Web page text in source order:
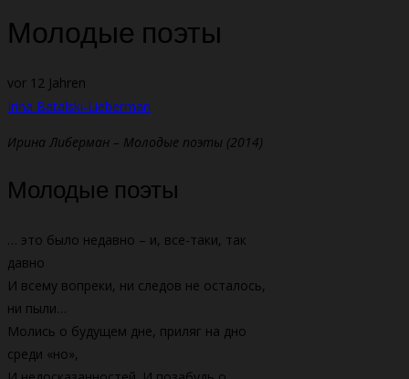
Молодые поэты
vor 12 Jahren
Irina Batalski-Lieberman
Ирина Либерман – Молодые поэты (2014)
Молодые поэты
… это было недавно – и, все-таки, так
давно
И всему вопреки, ни следов не осталось,
ни пыли…
Молись о будущем дне, приляг на дно
среди «но»,